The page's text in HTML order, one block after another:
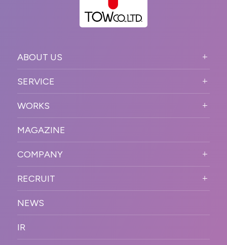
ABOUT US
PURPOSE
VISION
OUR DNA
SERVICE
STRONG POINT
BUSINESS DOMAIN
SOLUTION
WORKFLOW
WORKS
オンラインイベント
SNSプロモーション
プラットフォーム販
促
デジタル制作・映像
制作
PR
カンファレンス・展示会・アワ
ESPORTS・ゲームプロモーシ
MAGAZINE
COMPANY
COMPANY INFORMATION
MESSAGE
OFFICER
ACCESS
RECRUIT
新卒採用
キャリア採用
NEWS
IR